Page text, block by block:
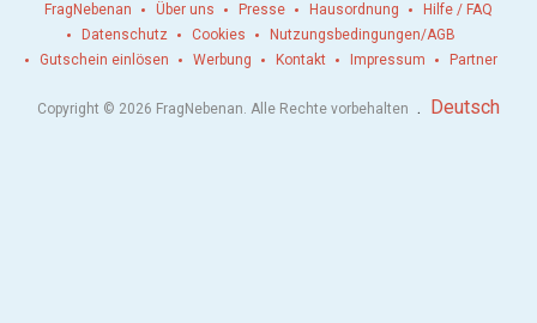
FragNebenan Über uns Presse Hausordnung
Hilfe / FAQ
Datenschutz
Cookies
Nutzungsbedingungen/AGB
Gutschein einlösen
Werbung Kontakt Impressum Partner
Copyright © 2026 FragNebenan. Alle Rechte vorbehalten . Deutsch